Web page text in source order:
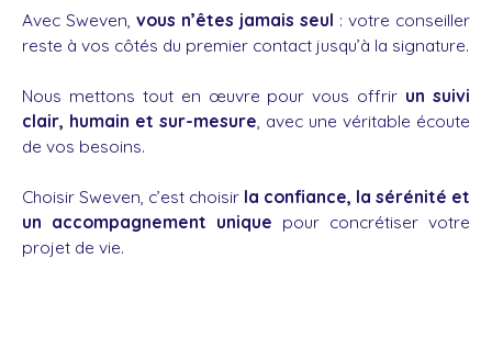
Avec Sweven, vous n’êtes jamais seul : votre conseiller
reste à vos côtés du premier contact jusqu’à la signature.
Nous mettons tout en œuvre pour vous offrir un suivi
clair, humain et sur-mesure, avec une véritable écoute
de vos besoins.
Choisir Sweven, c’est choisir la confiance, la sérénité et
un accompagnement unique pour concrétiser votre
projet de vie.